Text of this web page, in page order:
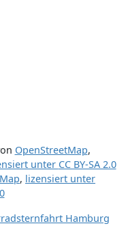
OpenStreetMap,
unter CC BY-SA 2.0
, lizensiert unter
Hamburg